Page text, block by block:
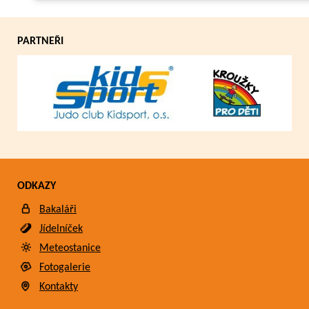
PARTNEŘI
ODKAZY
Bakaláři
Jídelníček
Meteostanice
Fotogalerie
Kontakty